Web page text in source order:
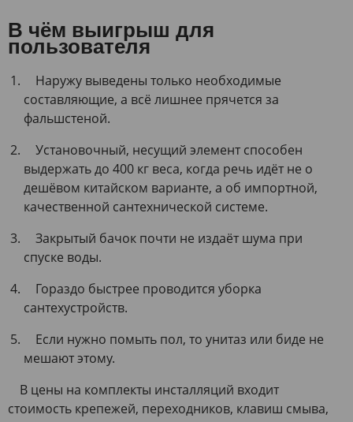
В чём выигрыш для
пользователя
Наружу выведены только необходимые
составляющие, а всё лишнее прячется за
фальшстеной.
Установочный, несущий элемент способен
выдержать до 400 кг веса, когда речь идёт не о
дешёвом китайском варианте, а об импортной,
качественной сантехнической системе.
Закрытый бачок почти не издаёт шума при
спуске воды.
Гораздо быстрее проводится уборка
сантехустройств.
Если нужно помыть пол, то унитаз или биде не
мешают этому.
В цены на комплекты инсталляций входит
стоимость крепежей, переходников, клавиш смыва,